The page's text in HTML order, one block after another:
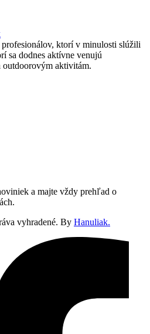
ktorí v minulosti slúžili
sa dodnes aktívne venujú
outdoorovým aktivitám.
a majte vždy prehľad o
vyhradené. By Hanuliak.